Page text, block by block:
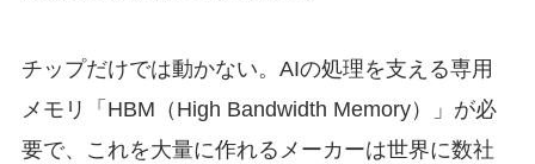
チップだけでは動かない。AIの処理を支える専用
メモリ「HBM（High Bandwidth Memory）」が必
要で、これを大量に作れるメーカーは世界に数社